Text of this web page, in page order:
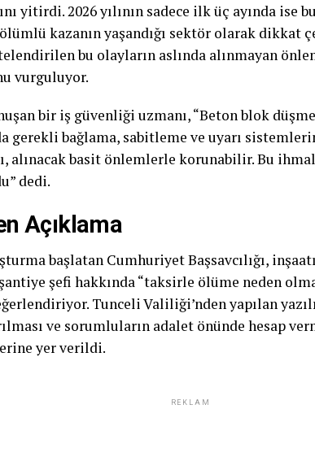
yitirdi. 2026 yılının sadece ilk üç ayında ise
kazanın yaşandığı sektör olarak dikkat
bu olayların aslında alınmayan
vurguluyor.
bir iş güvenliği uzmanı, “Beton blok
gerekli bağlama, sabitleme ve uyarı
alınacak basit önlemlerle korunabilir. Bu
dedi.
Açıklama
başlatan Cumhuriyet Başsavcılığı,
şefi hakkında “taksirle ölüme neden
Tunceli Valiliği’nden yapılan
ve sorumluların adalet önünde hesap
yer verildi.
REKLAM